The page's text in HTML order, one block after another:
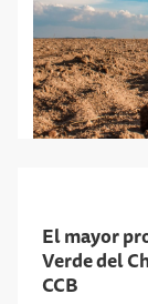
El mayor
Verde del
CCB